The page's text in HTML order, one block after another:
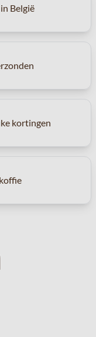
België
kortingen